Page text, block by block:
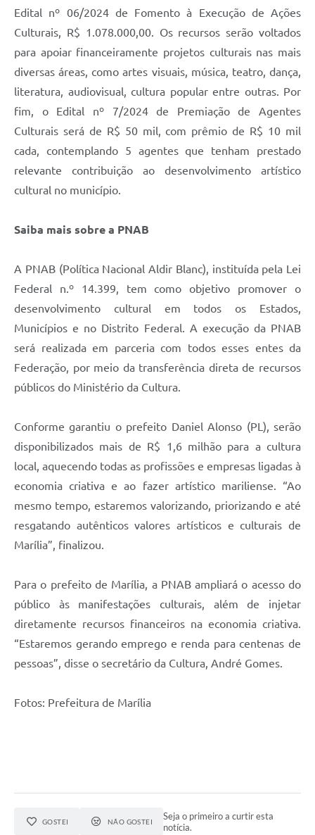
Edital nº 06/2024 de Fomento à Execução de Ações
Culturais, R$ 1.078.000,00. Os recursos serão voltados
para apoiar financeiramente projetos culturais nas mais
diversas áreas, como artes visuais, música, teatro, dança,
literatura, audiovisual, cultura popular entre outras. Por
fim, o Edital nº 7/2024 de Premiação de Agentes
Culturais será de R$ 50 mil, com prêmio de R$ 10 mil
cada, contemplando 5 agentes que tenham prestado
relevante contribuição ao desenvolvimento artístico
cultural no município.
Saiba mais sobre a PNAB
A PNAB (Política Nacional Aldir Blanc), instituída pela Lei
Federal n.º 14.399, tem como objetivo promover o
desenvolvimento cultural em todos os Estados,
Municípios e no Distrito Federal. A execução da PNAB
será realizada em parceria com todos esses entes da
Federação, por meio da transferência direta de recursos
públicos do Ministério da Cultura.
Conforme garantiu o prefeito Daniel Alonso (PL), serão
disponibilizados mais de R$ 1,6 milhão para a cultura
local, aquecendo todas as profissões e empresas ligadas à
economia criativa e ao fazer artístico mariliense. “Ao
mesmo tempo, estaremos valorizando, priorizando e até
resgatando autênticos valores artísticos e culturais de
Marília”, finalizou.
Para o prefeito de Marília, a PNAB ampliará o acesso do
público às manifestações culturais, além de injetar
diretamente recursos financeiros na economia criativa.
“Estaremos gerando emprego e renda para centenas de
pessoas”, disse o secretário da Cultura, André Gomes.
Fotos: Prefeitura de Marília
GOSTEI NÃO GOSTEI
Seja o primeiro a curtir esta
notícia.